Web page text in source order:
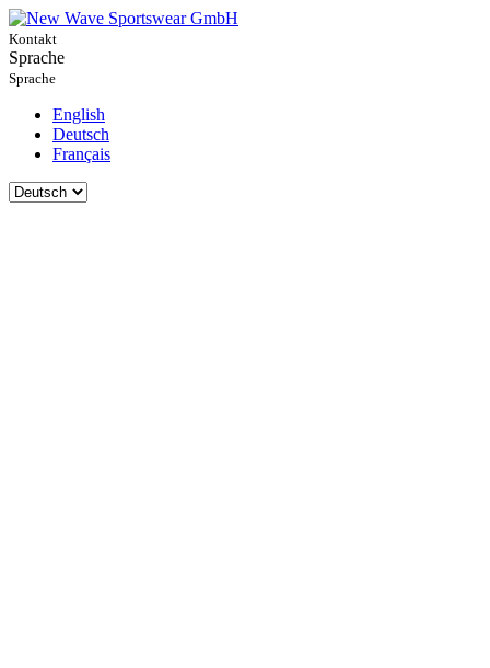
Kontakt
Sprache
Sprache
English
Deutsch
Français